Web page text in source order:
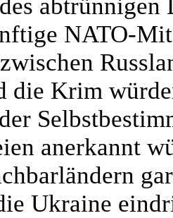
NATO-
die Krim
anerkannt
Ukraine